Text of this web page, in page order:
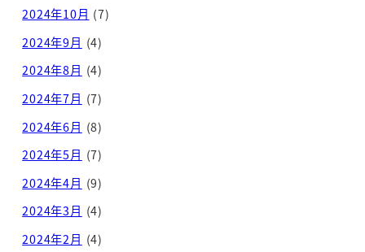
2024年10月 (7)
2024年9月 (4)
2024年8月 (4)
2024年7月 (7)
2024年6月 (8)
2024年5月 (7)
2024年4月 (9)
2024年3月 (4)
2024年2月 (4)